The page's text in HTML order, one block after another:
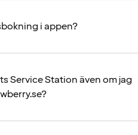
i appen?
Service Station även om jag